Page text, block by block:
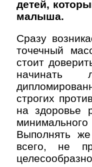
детей,
малыша.
Сразу
точечный
стоит
начинать
строгих
на здоровье
Выполнять
всего, не